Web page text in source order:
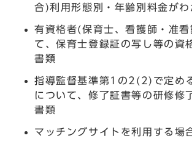
合)利用形態別・年齢別料金がわ
有資格者(保育士、看護師・准
て、保育士登録証の写し等の資
書類
指導監督基準第1の2(2)で定め
について、修了証書等の研修修
書類
マッチングサイトを利用する場